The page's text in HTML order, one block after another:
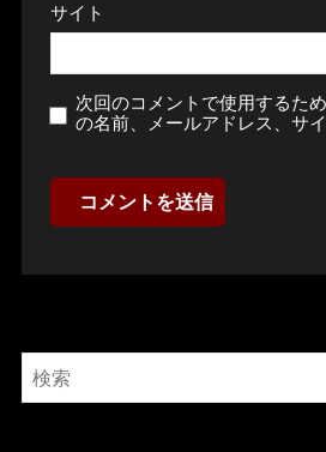
サイト
次回のコメントで使用するた
の名前、メールアドレス、サ